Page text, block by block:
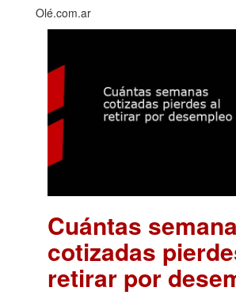
Olé.com.ar
Cuántas
cotizadas
retirar por